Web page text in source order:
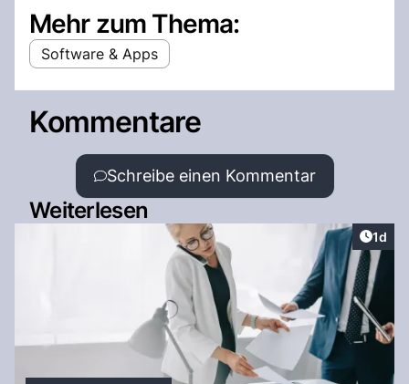
Mehr zum Thema:
Software & Apps
Kommentare
Schreibe einen Kommentar
Weiterlesen
1d